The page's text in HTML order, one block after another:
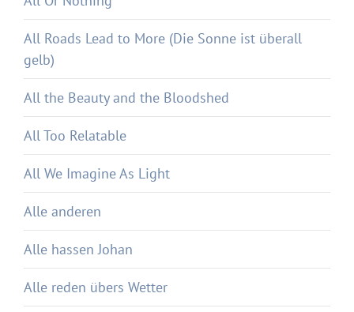
All Roads Lead to More (Die Sonne ist überall
gelb)
All the Beauty and the Bloodshed
All Too Relatable
All We Imagine As Light
Alle anderen
Alle hassen Johan
Alle reden übers Wetter